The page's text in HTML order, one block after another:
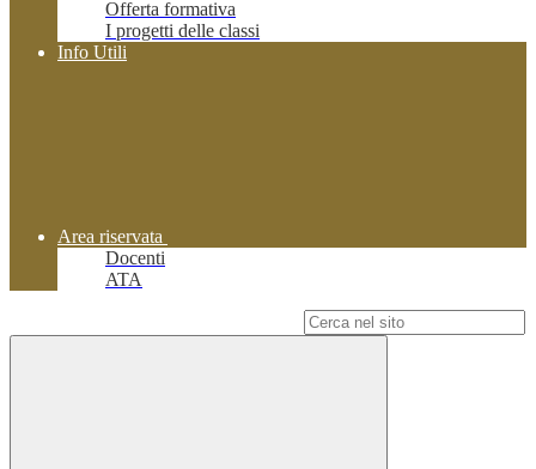
Offerta formativa
I progetti delle classi
Info Utili
Area riservata
Docenti
ATA